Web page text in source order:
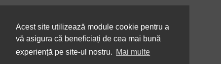
Acest site utilizează module cookie pentru a
vă asigura că beneficiați de cea mai bună
experiență pe site-ul nostru. Mai multe